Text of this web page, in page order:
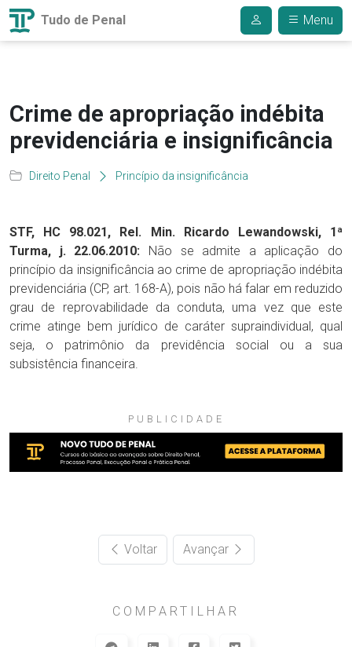
Tudo de Penal Menu
Crime de apropriação indébita
previdenciária e insignificância
Direito Penal Princípio da insignificância
STF, HC 98.021, Rel. Min. Ricardo Lewandowski, 1ª
Turma, j. 22.06.2010: Não se admite a aplicação do
princípio da insignificância ao crime de apropriação indébita
previdenciária (CP, art. 168-A), pois não há falar em reduzido
grau de reprovabilidade da conduta, uma vez que este
crime atinge bem jurídico de caráter supraindividual, qual
seja, o patrimônio da previdência social ou a sua
subsistência financeira.
PUBLICIDADE
Voltar Avançar
COMPARTILHAR